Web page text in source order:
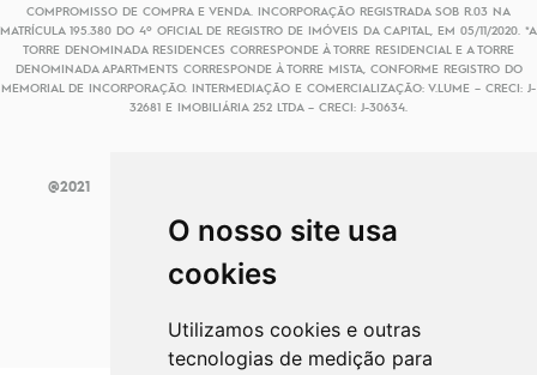
O nosso site usa
cookies
Utilizamos cookies e outras
tecnologias de medição para
COMPROMISSO DE COMPRA E VENDA. INCORPORAÇÃO REGISTRADA SOB R.03 NA
MATRÍCULA 195.380 DO 4º OFICIAL DE REGISTRO DE IMÓVEIS DA CAPITAL, EM 05/11/2020. *A
TORRE DENOMINADA RESIDENCES CORRESPONDE À TORRE RESIDENCIAL E A TORRE
DENOMINADA APARTMENTS CORRESPONDE À TORRE MISTA, CONFORME REGISTRO DO
MEMORIAL DE INCORPORAÇÃO. INTERMEDIAÇÃO E COMERCIALIZAÇÃO: V.LUME – CRECI: J-
32681 E IMOBILIÁRIA 252 LTDA – CRECI: J-30634.
@2021
Desenvolvido por: